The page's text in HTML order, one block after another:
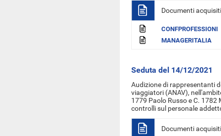
Documenti acquisiti
CONFPROFESSIONI
MANAGERITALIA
Seduta del 14/12/2021
Audizione di rappresentanti
viaggiatori (ANAV),
1779 Paolo Russo e C.
controlli sul personale
Documenti acquisiti